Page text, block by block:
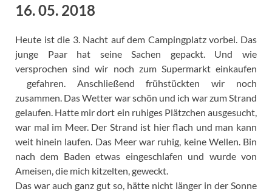
16. 05. 2018
Heute ist die 3. Nacht auf dem Campingplatz vorbei. Das
junge Paar hat seine Sachen gepackt. Und wie
versprochen sind wir noch zum Supermarkt einkaufen
gefahren. Anschließend frühstückten wir noch
zusammen. Das Wetter war schön und ich war zum Strand
gelaufen. Hatte mir dort ein ruhiges Plätzchen ausgesucht,
war mal im Meer. Der Strand ist hier flach und man kann
weit hinein laufen. Das Meer war ruhig, keine Wellen. Bin
nach dem Baden etwas eingeschlafen und wurde von
Ameisen, die mich kitzelten, geweckt.
Das war auch ganz gut so, hätte nicht länger in der Sonne